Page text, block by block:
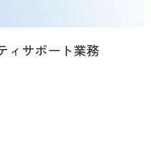
ィサポート業務